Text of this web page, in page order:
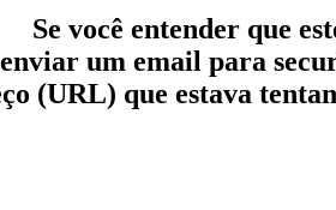
Se você entender que
um email para
(URL) que estava